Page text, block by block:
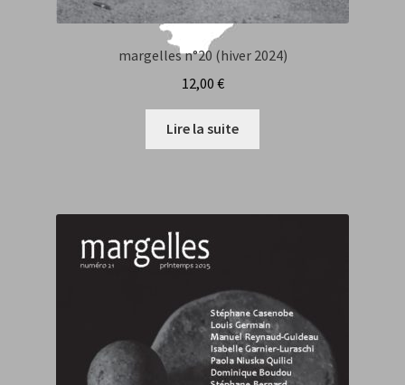
margelles n°20 (hiver 2024)
12,00 €
Lire la suite